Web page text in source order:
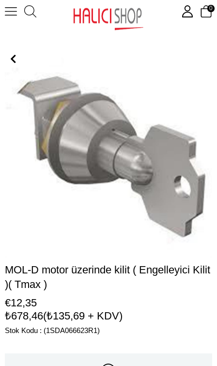
0
MOL-D motor üzerinde kilit ( Engelleyici Kilit
)( Tmax )
€12,35
₺678,46(₺135,69 + KDV)
Stok Kodu (1SDA066623R1)